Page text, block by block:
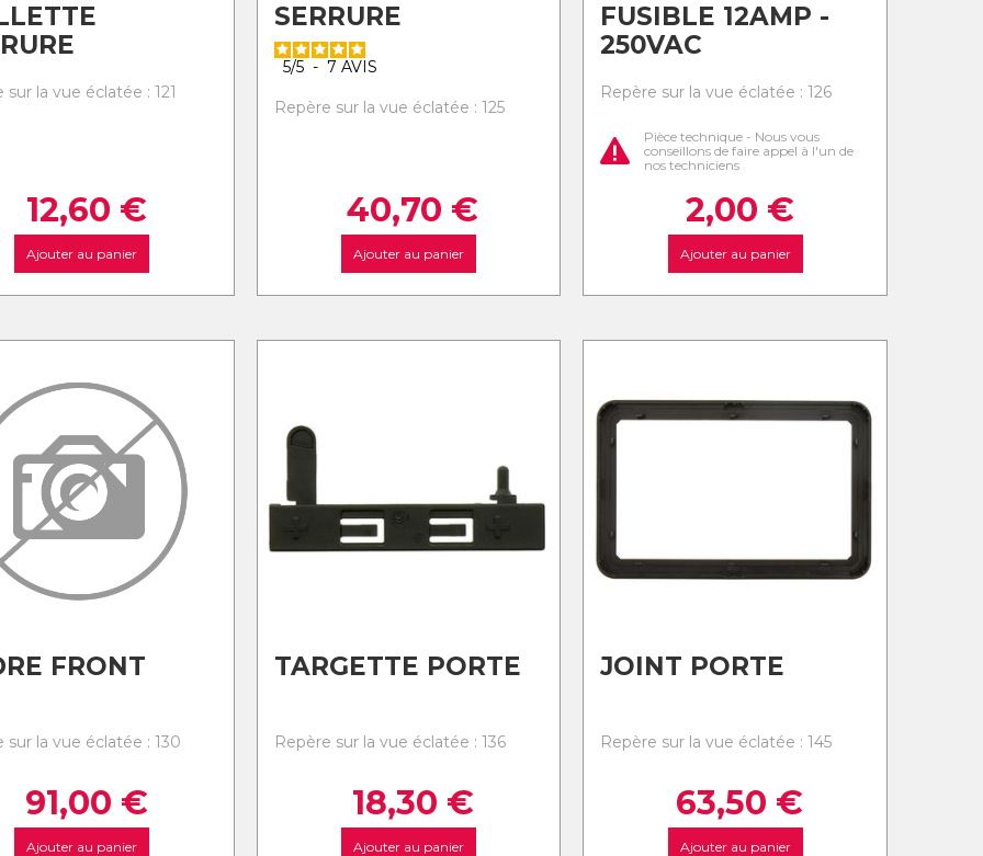
sur la vue éclatée : 121
12,60 €
Ajouter au panier
SERRURE
5/5 - 7 AVIS
Repère sur la vue éclatée : 125
40,70 €
Ajouter au panier
FUSIBLE 12AMP -
250VAC
Repère sur la vue éclatée : 126
Pièce technique - Nous vous
conseillons de faire appel à l'un de
nos techniciens
2,00 €
Ajouter au panier
FRONT
sur la vue éclatée : 130
91,00 €
Ajouter au panier
TARGETTE PORTE
Repère sur la vue éclatée : 136
18,30 €
Ajouter au panier
JOINT PORTE
Repère sur la vue éclatée : 145
63,50 €
Ajouter au panier